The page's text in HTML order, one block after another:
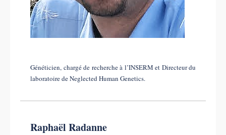
Généticien, chargé de recherche à l’INSERM et Directeur du
laboratoire de Neglected Human Genetics.
Raphaël Radanne